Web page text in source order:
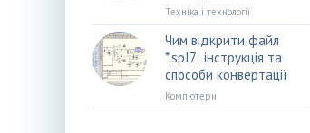
Техніка і технології
Чим відкрити файл
*.spl7: інструкція та
способи конвертації
Компютери